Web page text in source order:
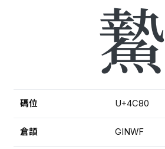
䲀
碼位 U+4C80
倉頡 GINWF